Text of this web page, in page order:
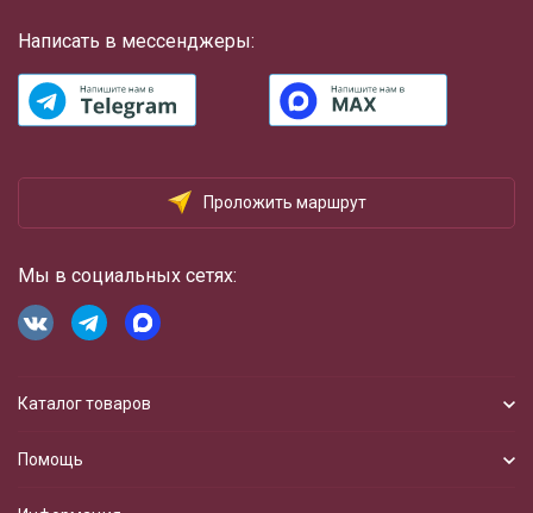
Написать в мессенджеры:
Проложить маршрут
Мы в социальных сетях:
Каталог товаров
Помощь